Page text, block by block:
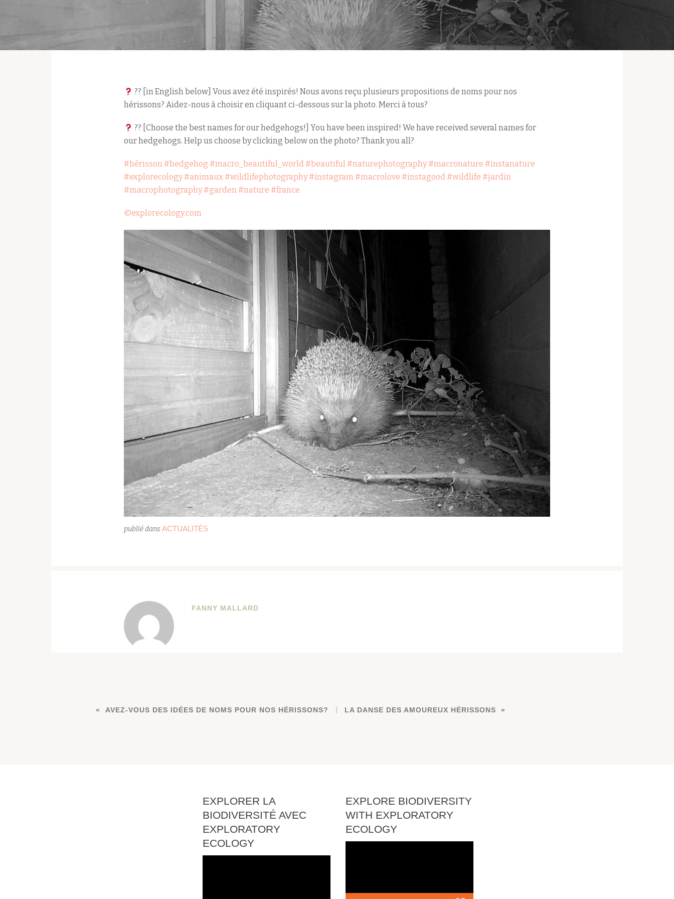
?? [in English below] Vous avez été inspirés! Nous avons reçu plusieurs propositions de noms pour nos
hérissons? Aidez-nous à choisir en cliquant ci-dessous sur la photo. Merci à tous?
?? [Choose the best names for our hedgehogs!] You have been inspired! We have received several names for
our hedgehogs. Help us choose by clicking below on the photo? Thank you all?
#hérisson #hedgehog #macro_beautiful_world #beautiful #naturephotography #macronature #instanature
#explorecology #animaux #wildlifephotography #instagram #macrolove #instagood #wildlife #jardin
#macrophotography #garden #nature #france
©explorecology.com
publié dans ACTUALITÉS
FANNY MALLARD
AVEZ-VOUS DES IDÉES DE NOMS POUR NOS HÉRISSONS? LA DANSE DES AMOUREUX HÉRISSONS
EXPLORER LA
BIODIVERSITÉ AVEC
EXPLORATORY
ECOLOGY
EXPLORE BIODIVERSITY
WITH EXPLORATORY
ECOLOGY